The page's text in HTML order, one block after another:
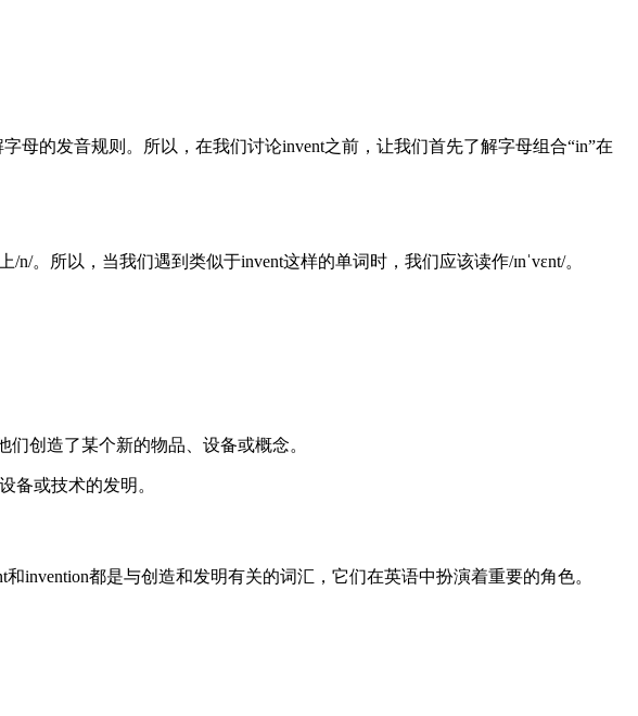
的发音规则。所以，在我们讨论invent之前，让我们首先了解字母组合“in”在
。所以，当我们遇到类似于invent这样的单词时，我们应该读作/ɪnˈvɛnt/。
们创造了某个新的物品、设备或概念。
备或技术的发明。
invention都是与创造和发明有关的词汇，它们在英语中扮演着重要的角色。